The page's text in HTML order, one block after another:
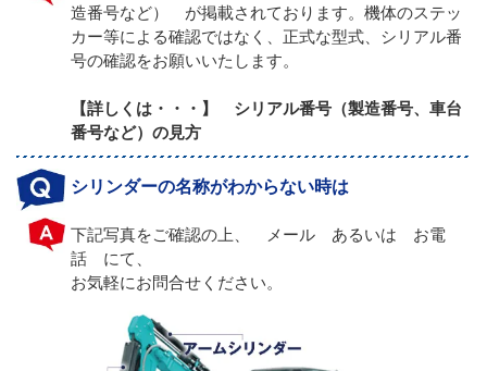
造番号など） が掲載されております。機体のステッ
カー等による確認ではなく、正式な型式、シリアル番
号の確認をお願いいたします。
【詳しくは・・・】 シリアル番号（製造番号、車台
番号など）の見方
シリンダーの名称がわからない時は
下記写真をご確認の上、 メール あるいは お電
話 にて、
お気軽にお問合せください。